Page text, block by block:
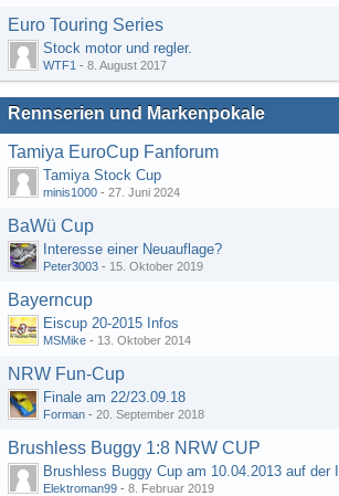
Euro Touring Series
Stock motor und regler.
WTF1 - 8. August 2017
Rennserien und Markenpokale
Tamiya EuroCup Fanforum
Tamiya Stock Cup
minis1000 - 27. Juni 2024
BaWü Cup
Interesse einer Neuauflage?
Peter3003 - 15. Oktober 2019
Bayerncup
Eiscup 20-2015 Infos
MSMike - 13. Oktober 2014
NRW Fun-Cup
Finale am 22/23.09.18
Forman - 20. September 2018
Brushless Buggy 1:8 NRW CUP
Elektroman99 - 8. Februar 2019